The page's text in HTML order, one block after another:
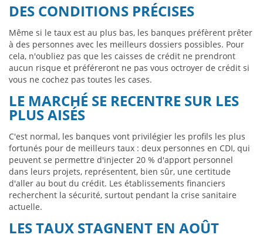
DES CONDITIONS PRÉCISES
Même si le taux est au plus bas, les banques préfèrent prêter
à des personnes avec les meilleurs dossiers possibles. Pour
cela, n'oubliez pas que les caisses de crédit ne prendront
aucun risque et préféreront ne pas vous octroyer de crédit si
vous ne cochez pas toutes les cases.
LE MARCHÉ SE RECENTRE SUR LES
PLUS AISÉS
C'est normal, les banques vont privilégier les profils les plus
fortunés pour de meilleurs taux : deux personnes en CDI, qui
peuvent se permettre d'injecter 20 % d'apport personnel
dans leurs projets, représentent, bien sûr, une certitude
d'aller au bout du crédit. Les établissements financiers
recherchent la sécurité, surtout pendant la crise sanitaire
actuelle.
LES TAUX STAGNENT EN AOÛT